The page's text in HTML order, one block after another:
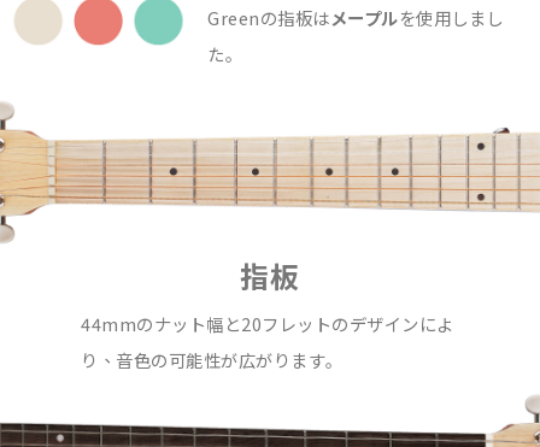
Greenの指板はメープルを使用しまし
た｡
指板
44mmのナット幅と20フレットのデザインによ
り、音色の可能性が広がります｡